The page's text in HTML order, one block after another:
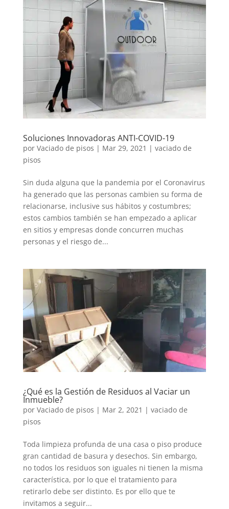
Soluciones Innovadoras ANTI-COVID-19
por Vaciado de pisos | Mar 29, 2021 | vaciado de
pisos
Sin duda alguna que la pandemia por el Coronavirus
ha generado que las personas cambien su forma de
relacionarse, inclusive sus hábitos y costumbres;
estos cambios también se han empezado a aplicar
en sitios y empresas donde concurren muchas
personas y el riesgo de...
¿Qué es la Gestión de Residuos al Vaciar un
Inmueble?
por Vaciado de pisos | Mar 2, 2021 | vaciado de
pisos
Toda limpieza profunda de una casa o piso produce
gran cantidad de basura y desechos. Sin embargo,
no todos los residuos son iguales ni tienen la misma
característica, por lo que el tratamiento para
retirarlo debe ser distinto. Es por ello que te
invitamos a seguir...